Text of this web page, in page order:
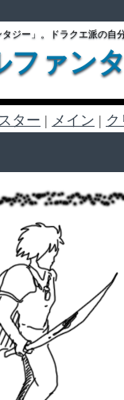
ジー」。ドラクエ派の自
ファン
ター | メイン | ク